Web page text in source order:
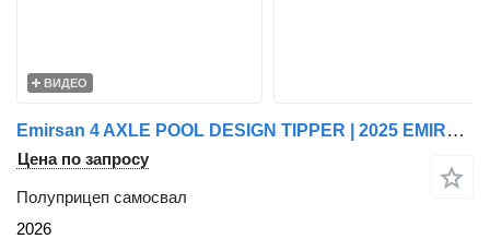
ВИДЕО
Emirsan 4 AXLE POOL DESIGN TIPPER | 2025 EMIRSAN
Цена по запросу
Полуприцеп самосвал
2026